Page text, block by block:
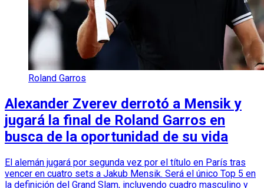
Roland Garros
Alexander Zverev derrotó a Mensik y
jugará la final de Roland Garros en
busca de la oportunidad de su vida
El alemán jugará por segunda vez por el título en París tras
vencer en cuatro sets a Jakub Mensik. Será el único Top 5 en
la definición del Grand Slam, incluyendo cuadro masculino y